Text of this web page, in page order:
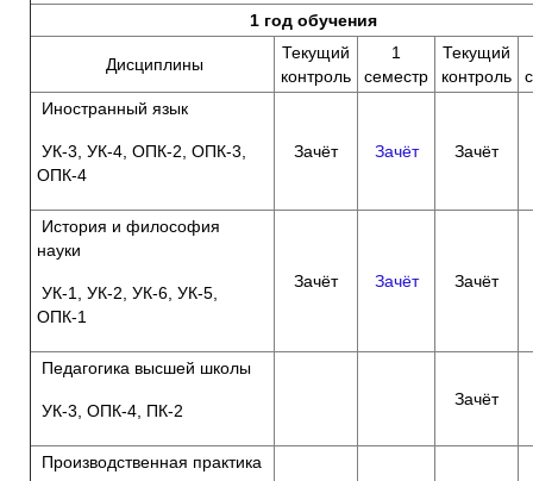
1 год обучения
Дисциплины
Текущий
контроль
1
семестр
Текущий
контроль
Иностранный язык
УК-3, УК-4, ОПК-2, ОПК-3,
ОПК-4
Зачёт Зачёт Зачёт
История и философия
науки
УК-1, УК-2, УК-6, УК-5,
ОПК-1
Зачёт Зачёт Зачёт
Педагогика высшей школы
УК-3, ОПК-4, ПК-2
Зачёт
Производственная практика